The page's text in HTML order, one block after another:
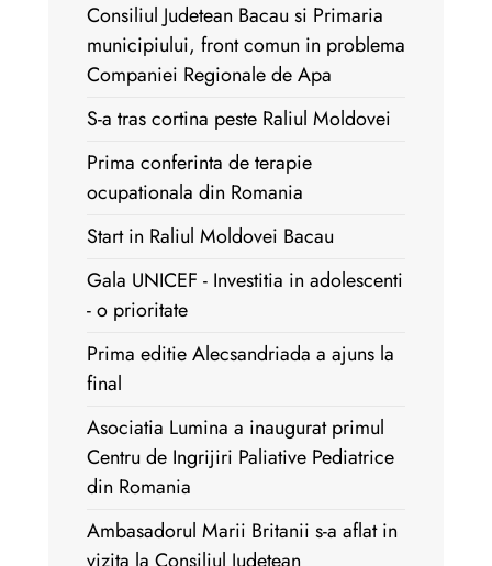
Consiliul Judetean Bacau si Primaria
municipiului, front comun in problema
Companiei Regionale de Apa
S-a tras cortina peste Raliul Moldovei
Prima conferinta de terapie
ocupationala din Romania
Start in Raliul Moldovei Bacau
Gala UNICEF - Investitia in adolescenti
- o prioritate
Prima editie Alecsandriada a ajuns la
final
Asociatia Lumina a inaugurat primul
Centru de Ingrijiri Paliative Pediatrice
din Romania
Ambasadorul Marii Britanii s-a aflat in